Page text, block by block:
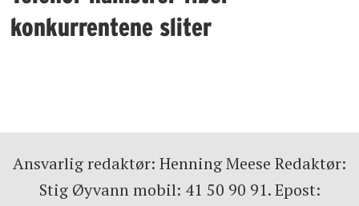
konkurrentene sliter
Ansvarlig redaktør: Henning Meese Redaktør:
Stig Øyvann mobil: 41 50 90 91. Epost: